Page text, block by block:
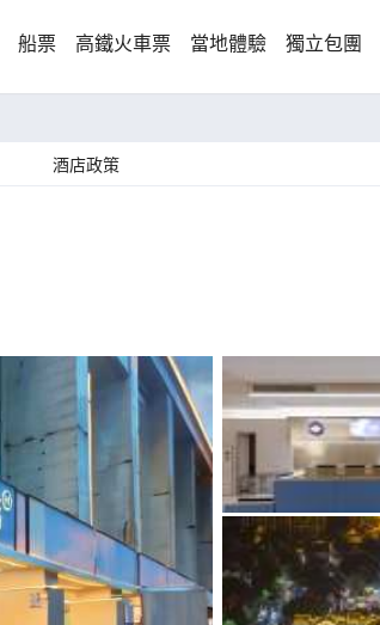
船票 高鐵火車票 當地體驗 獨立包團
酒店政策